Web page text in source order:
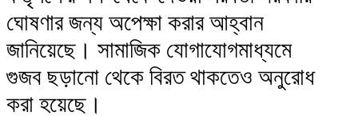
ঘোষণার জন্য অপেক্ষা করার আহ্বান
জানিয়েছে। সামাজিক যোগাযোগমাধ্যমে
গুজব ছড়ানো থেকে বিরত থাকতেও অনুরোধ
করা হয়েছে।